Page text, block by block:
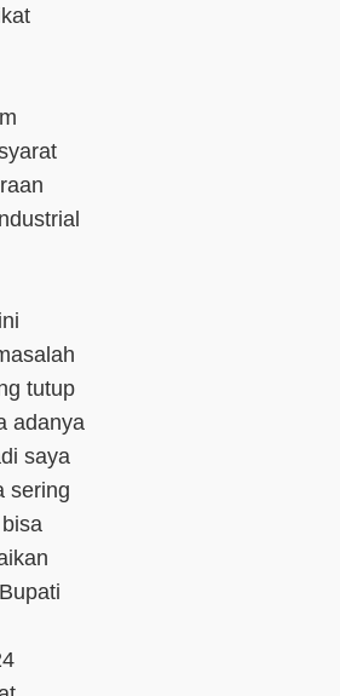
tutup
adanya
saya
sering